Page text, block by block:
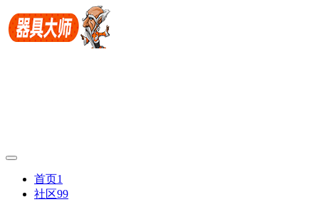
首页1
社区99